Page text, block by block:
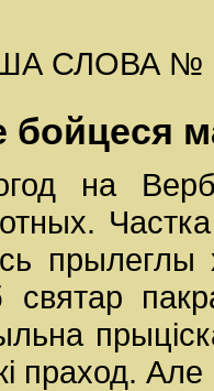
СЛОВА № 15
бойцеся
на
прылеглы
святар
праход.